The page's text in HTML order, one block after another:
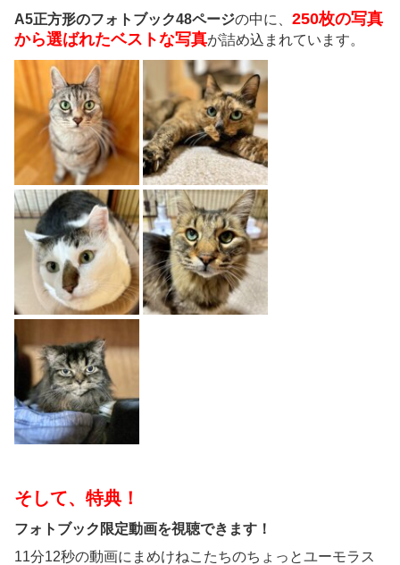
A5正方形のフォトブック48ページの中に、 250枚の写真
から選ばれたベストな写真が詰め込まれています。
そして、特典！
フォトブック限定動画を視聴できます！
11分12秒の動画にまめけねこたちのちょっとユーモラス